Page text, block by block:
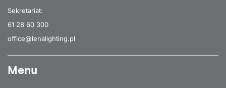
Sekretariat:
61 28 60 300
office@lenalighting.pl
Menu